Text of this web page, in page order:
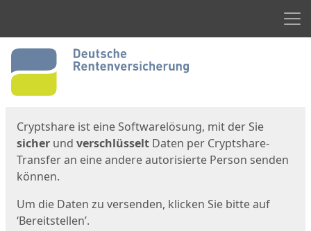
Start
Cryptshare ist eine Softwarelösung, mit der Sie
sicher und verschlüsselt Daten per Cryptshare-
Transfer an eine andere autorisierte Person senden
können.
Um die Daten zu versenden, klicken Sie bitte auf
‘Bereitstellen’.